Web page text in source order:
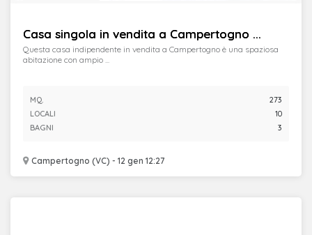
Casa singola in vendita a Campertogno ...
Campertogno (VC) - 12 gen 12:27
Questa casa indipendente in vendita a Campertogno è una spaziosa
abitazione con ampio ...
MQ.
273
LOCALI
10
BAGNI
3